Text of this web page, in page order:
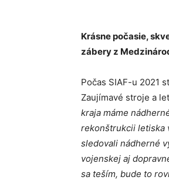
Krásne počasie,
zábery z
Počas SIAF-u 2021
Zaujímavé stroje a
kraja máme
rekonštrukcii letiska
sledovali nádherné
vojenskej aj
sa teším, bude to